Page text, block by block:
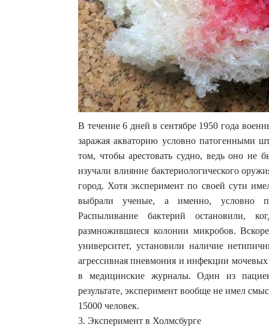
В течение 6 дней в сентябре 1950 года
заражая акваторию условно патогенными
том, чтобы арестовать судно, ведь оно не
изучали влияние бактериологического
город. Хотя эксперимент по своей сути
выбрали ученые, а именно, условно
Распыливание бактерий остановили,
размножившиеся колонии микробов.
университет, установили наличие
агрессивная пневмония и инфекции
в медицинские журналы. Один из
результате, эксперимент вообще не имел
15000 человек.
3. Эксперимент в Холмсбурге